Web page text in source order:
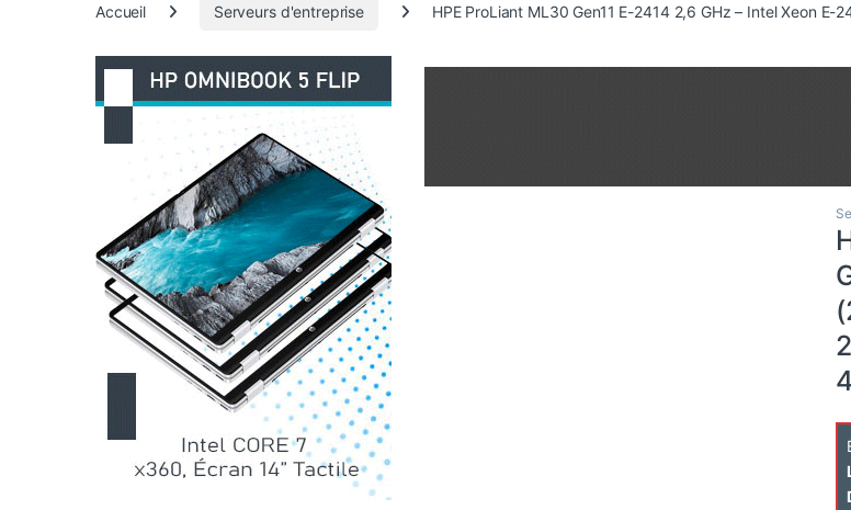
Accueil Serveurs d'entreprise HPE ProLiant ML30 Gen11 E-2414 2,6 GHz – Intel Xeon